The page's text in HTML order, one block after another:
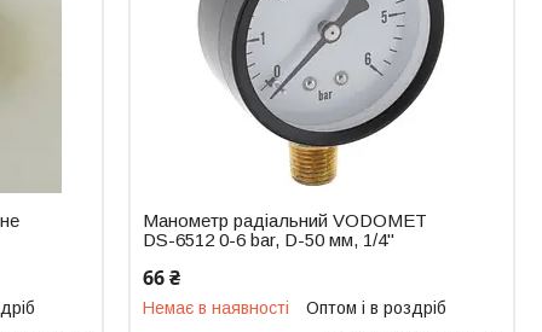
Манометр радіальний VODOMET
DS-6512 0-6 bar, D-50 мм, 1/4"
66 ₴
Немає в наявності
Оптом і в роздріб